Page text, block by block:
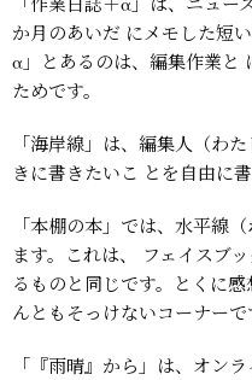
か月のあいだ にメモした短
α」とあるのは、編集作業と
ためです。
「海岸線」は、編集人（わ
きに書きたいこ とを自由に
「本棚の本」では、水平線
ます。これは、
フェイスブ
るものと同じです。とくに感
んともそっけないコーナーで
「『雨晴』から」は、オン